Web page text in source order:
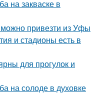
на закваске в
привезти из Уфы
и стадионы есть в
для прогулок и
на солоде в духовке